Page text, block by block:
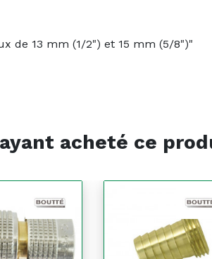
de 13 mm (1/2") et 15 mm (5/8")"
acheté ce